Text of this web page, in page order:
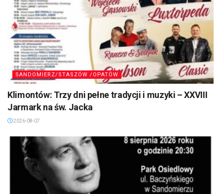
SANDOMIERZ/STASZÓW /OPATÓW
Klimontów: Trzy dni pełne tradycji i muzyki – XXVIII
Jarmark na św. Jacka
2026-08-07